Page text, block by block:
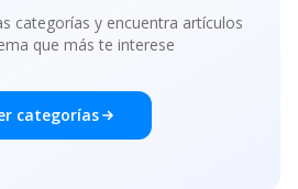
categorías y encuentra artículos
que más te interese
categorías